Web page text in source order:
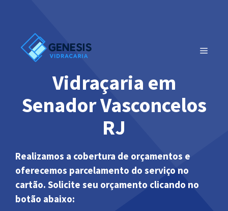
conteúdo
MENU
Vidraçaria em
Senador Vasconcelos
RJ
Realizamos a cobertura de orçamentos e
oferecemos parcelamento do serviço no
cartão. Solicite seu orçamento clicando no
botão abaixo: